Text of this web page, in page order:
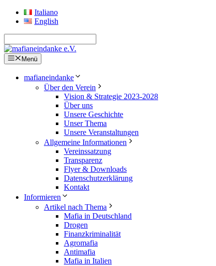
Zum
Inhalt
Italiano
English
Menü
mafianeindanke
Über den Verein
Vision & Strategie 2023-2028
Über uns
Unsere Geschichte
Unser Thema
Unsere Veranstaltungen
Allgemeine Informationen
Vereinssatzung
Transparenz
Flyer & Downloads
Datenschutzerklärung
Kontakt
Informieren
Artikel nach Thema
Mafia in Deutschland
Drogen
Finanzkriminalität
Agromafia
Antimafia
Mafia in Italien